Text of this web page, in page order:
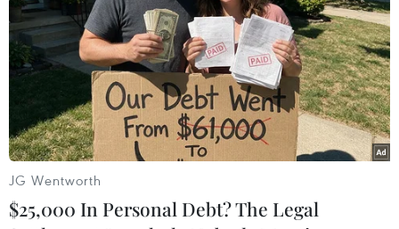
Sở hữu trí tuệ
Quy định sử dụng
RSS
Hỗ trợ
Ngôn ngữ
TTXVN
Dịch vụ tin
Quảng cáo
JG Wentworth
$25,000 In Personal Debt? The Legal